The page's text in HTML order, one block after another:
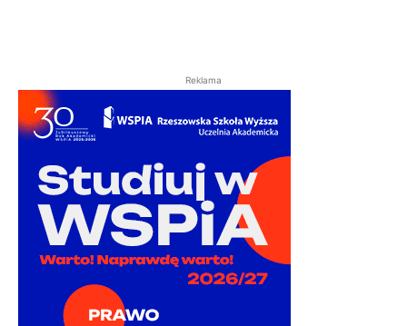
Reklama